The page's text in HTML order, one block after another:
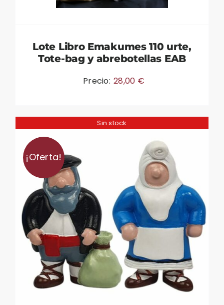
Lote Libro Emakumes 110 urte,
Tote-bag y abrebotellas EAB
Precio: 28,00 €
Sin stock
¡Oferta!